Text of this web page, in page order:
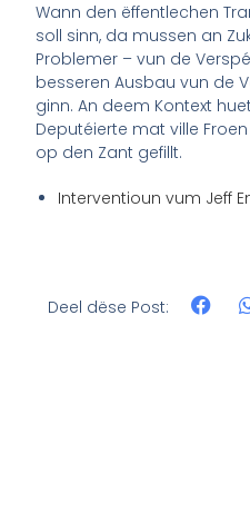
Wann den ëffentlechen
soll sinn, da mussen an
Problemer – vun de
besseren Ausbau vun de
ginn. An deem Kontext
Deputéierte mat ville
op den Zant gefillt.
Interventioun vum Jeff
Deel dëse Post: